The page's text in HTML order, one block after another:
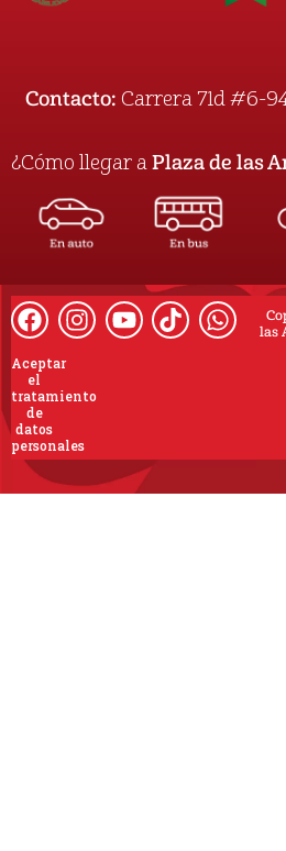
Contacto: Carrera 71d #6-94
¿Cómo llegar a Plaza de las
las
Aceptar
el
tratamiento
de
datos
personales